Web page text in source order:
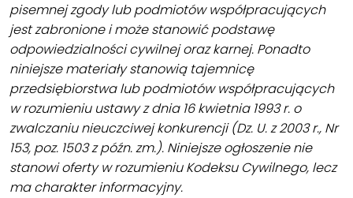
pisemnej zgody lub podmiotów współpracujących
jest zabronione i może stanowić podstawę
odpowiedzialności cywilnej oraz karnej. Ponadto
niniejsze materiały stanowią tajemnicę
przedsiębiorstwa lub podmiotów współpracujących
w rozumieniu ustawy z dnia 16 kwietnia 1993 r. o
zwalczaniu nieuczciwej konkurencji (Dz. U. z 2003 r., Nr
153, poz. 1503 z późn. zm.). Niniejsze ogłoszenie nie
stanowi oferty w rozumieniu Kodeksu Cywilnego, lecz
ma charakter informacyjny.